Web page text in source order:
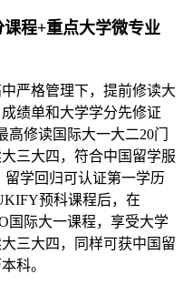
课程+重点大学微专业
严格管理下，提前修读大
绩单和大学学分先修证
修读国际大一大二20门
三大四，符合中国留学服
留学回归可认证第一学历
预科课程后，在
国际大一课程，享受大学
三大四，同样可获中国留
科。